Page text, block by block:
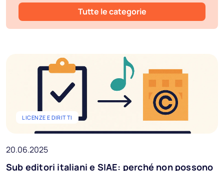
Licenza
Blog
Podcast
Provala gratis
Ai Music
IT
Tutte le categorie
LICENZE E DIRITTI
20.06.2025
Sub editori italiani e SIAE: perché non possono